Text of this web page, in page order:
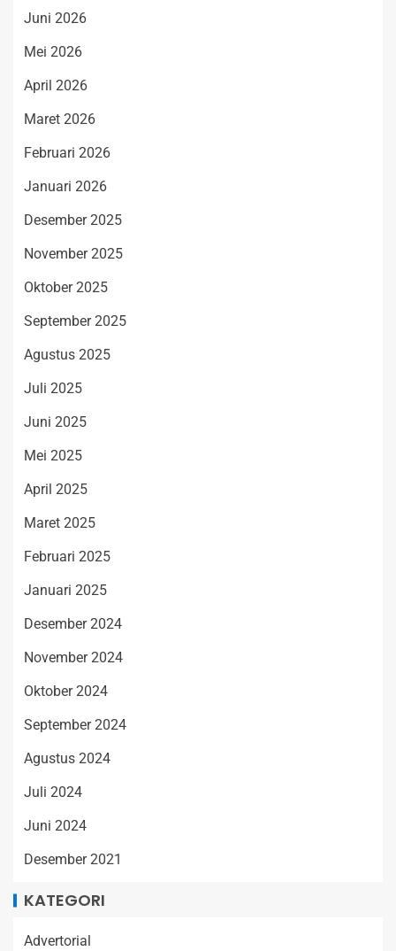
Juni 2026
Mei 2026
April 2026
Maret 2026
Februari 2026
Januari 2026
Desember 2025
November 2025
Oktober 2025
September 2025
Agustus 2025
Juli 2025
Juni 2025
Mei 2025
April 2025
Maret 2025
Februari 2025
Januari 2025
Desember 2024
November 2024
Oktober 2024
September 2024
Agustus 2024
Juli 2024
Juni 2024
Desember 2021
KATEGORI
Advertorial